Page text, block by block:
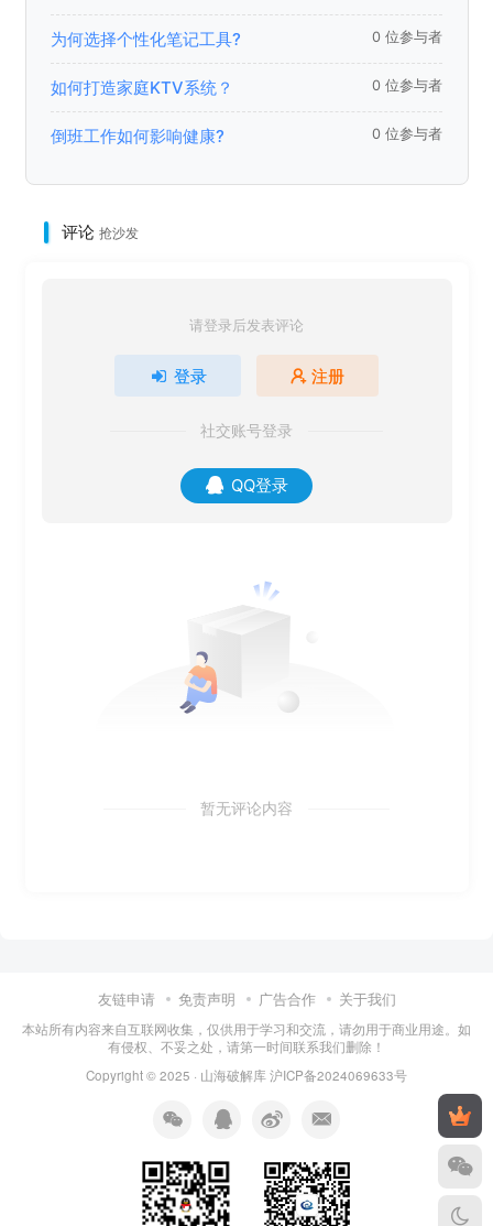
为何选择个性化笔记工具? 0 位参与者
如何打造家庭KTV系统？ 0 位参与者
倒班工作如何影响健康? 0 位参与者
评论 抢沙发
请登录后发表评论
登录 注册
社交账号登录
QQ登录
暂无评论内容
友链申请 免责声明 广告合作 关于我们
本站所有内容来自互联网收集，仅供用于学习和交流，请勿用于商业用途。如
有侵权、不妥之处，请第一时间联系我们删除！
Copyright © 2025 · 山海破解库沪ICP备2024069633号